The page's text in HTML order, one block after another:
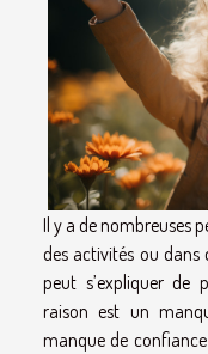
Il y a de nombreuses
des activités ou dans
peut s’expliquer de
raison est un
manque de